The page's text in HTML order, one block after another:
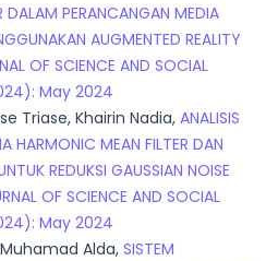
PERANCANGAN MEDIA
AUGMENTED REALITY
OF SCIENCE AND SOCIAL
May 2024
Triase, Khairin Nadia, ANALISIS
HARMONIC MEAN FILTER DAN
REDUKSI GAUSSIAN NOISE
OF SCIENCE AND SOCIAL
May 2024
Alda, SISTEM